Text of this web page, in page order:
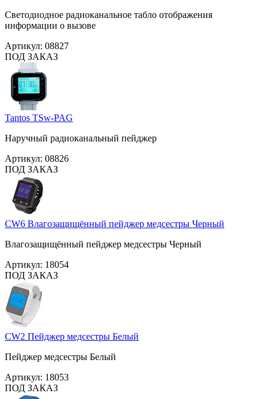
Светодиодное радиоканальное табло отображения
информации о вызове
Артикул: 08827
ПОД ЗАКАЗ
Tantos TSw-PAG
Наручный радиоканальный пейджер
Артикул: 08826
ПОД ЗАКАЗ
CW6 Влагозащищённый пейджер медсестры Черный
Влагозащищённый пейджер медсестры Черный
Артикул: 18054
ПОД ЗАКАЗ
CW2 Пейджер медсестры Белый
Пейджер медсестры Белый
Артикул: 18053
ПОД ЗАКАЗ